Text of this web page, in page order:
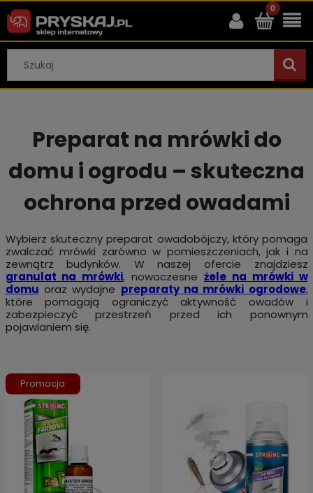
Preparat na mrówki do
domu i ogrodu – skuteczna
ochrona przed owadami
Wybierz skuteczny preparat owadobójczy, który pomaga
zwalczać mrówki zarówno w pomieszczeniach, jak i na
zewnątrz budynków. W naszej ofercie znajdziesz
granulat na mrówki, nowoczesne żele na mrówki w
domu oraz wydajne preparaty na mrówki ogrodowe,
które pomagają ograniczyć aktywność owadów i
zabezpieczyć przestrzeń przed ich ponownym
pojawianiem się.
Promocja